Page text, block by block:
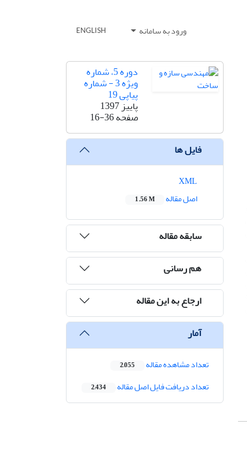
ورود به سامانه ENGLISH
دوره 5، شماره
ویژه 3 - شماره
پیاپی 19
پاییز 1397
صفحه16-36
فایل ها
اصل مقاله
1.56 M
سابقه مقاله
هم رسانی
ارجاع به این مقاله
آمار
تعداد مشاهده مقاله 2,055
تعداد دریافت فایل اصل مقاله 2,434